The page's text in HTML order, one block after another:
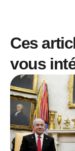
Ces
vous